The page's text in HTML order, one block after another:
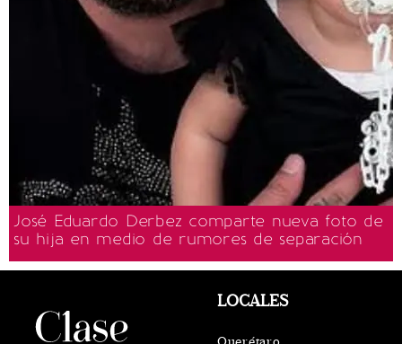
José Eduardo Derbez comparte nueva foto de
su hija en medio de rumores de separación
LOCALES